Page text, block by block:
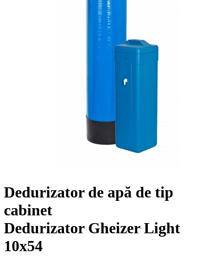
Dedurizator de apă de tip
cabinet
Dedurizator Gheizer Light
10x54